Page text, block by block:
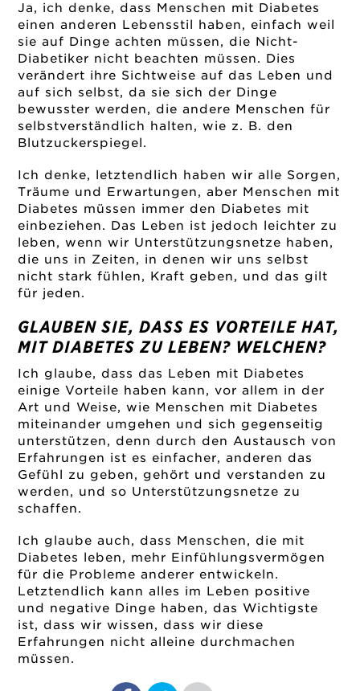
Ja, ich denke, dass Menschen mit Diabetes
einen anderen Lebensstil haben, einfach weil
sie auf Dinge achten müssen, die Nicht-
Diabetiker nicht beachten müssen. Dies
verändert ihre Sichtweise auf das Leben und
auf sich selbst, da sie sich der Dinge
bewusster werden, die andere Menschen für
selbstverständlich halten, wie z. B. den
Blutzuckerspiegel.
Ich denke, letztendlich haben wir alle Sorgen,
Träume und Erwartungen, aber Menschen mit
Diabetes müssen immer den Diabetes mit
einbeziehen. Das Leben ist jedoch leichter zu
leben, wenn wir Unterstützungsnetze haben,
die uns in Zeiten, in denen wir uns selbst
nicht stark fühlen, Kraft geben, und das gilt
für jeden.
GLAUBEN SIE, DASS ES VORTEILE HAT,
MIT DIABETES ZU LEBEN? WELCHEN?
Ich glaube, dass das Leben mit Diabetes
einige Vorteile haben kann, vor allem in der
Art und Weise, wie Menschen mit Diabetes
miteinander umgehen und sich gegenseitig
unterstützen, denn durch den Austausch von
Erfahrungen ist es einfacher, anderen das
Gefühl zu geben, gehört und verstanden zu
werden, und so Unterstützungsnetze zu
schaffen.
Ich glaube auch, dass Menschen, die mit
Diabetes leben, mehr Einfühlungsvermögen
für die Probleme anderer entwickeln.
Letztendlich kann alles im Leben positive
und negative Dinge haben, das Wichtigste
ist, dass wir wissen, dass wir diese
Erfahrungen nicht alleine durchmachen
müssen.